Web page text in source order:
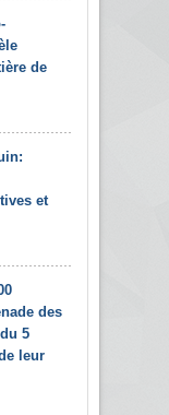
de
et
des
5
leur